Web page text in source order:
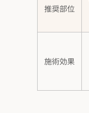
推奨部位
施術効果